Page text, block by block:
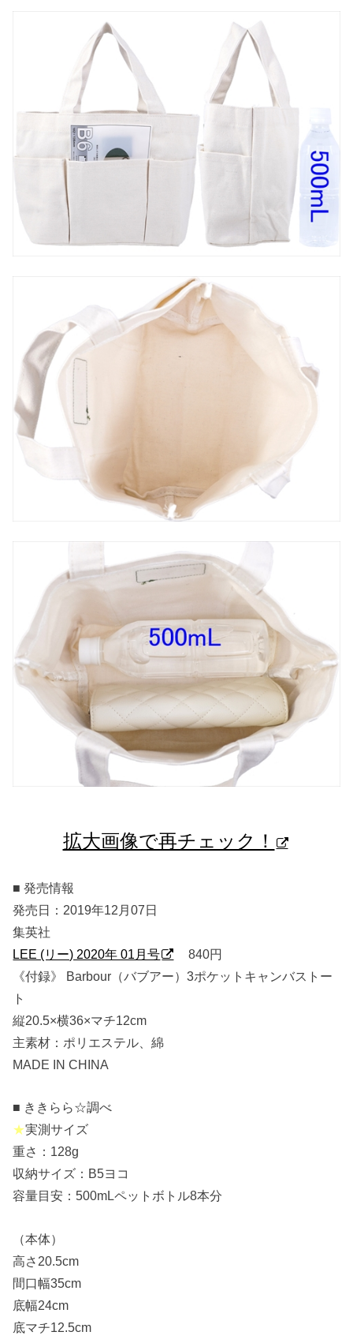
拡大画像で再チェック！
■ 発売情報
発売日：2019年12月07日
集英社
LEE (リー) 2020年 01月号
840円
《付録》 Barbour（バブアー）3ポケットキャンバストー
ト
縦20.5×横36×マチ12cm
主素材：ポリエステル、綿
MADE IN CHINA
■ ききらら☆調べ
★実測サイズ
重さ：128g
収納サイズ：B5ヨコ
容量目安：500mLペットボトル8本分
（本体）
高さ20.5cm
間口幅35cm
底幅24cm
底マチ12.5cm